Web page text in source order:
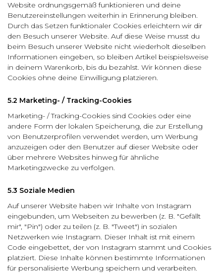
Website ordnungsgemäß funktionieren und deine
Benutzereinstellungen weiterhin in Erinnerung bleiben.
Durch das Setzen funktionaler Cookies erleichtern wir dir
den Besuch unserer Website. Auf diese Weise musst du
beim Besuch unserer Website nicht wiederholt dieselben
Informationen eingeben, so bleiben Artikel beispielsweise
in deinem Warenkorb, bis du bezahlst. Wir können diese
Cookies ohne deine Einwilligung platzieren.
5.2 Marketing- / Tracking-Cookies
Marketing- / Tracking-Cookies sind Cookies oder eine
andere Form der lokalen Speicherung, die zur Erstellung
von Benutzerprofilen verwendet werden, um Werbung
anzuzeigen oder den Benutzer auf dieser Website oder
über mehrere Websites hinweg für ähnliche
Marketingzwecke zu verfolgen.
5.3 Soziale Medien
Auf unserer Website haben wir Inhalte von Instagram
eingebunden, um Webseiten zu bewerben (z. B. "Gefällt
mir", "Pin") oder zu teilen (z. B. "Tweet") in sozialen
Netzwerken wie Instagram. Dieser Inhalt ist mit einem
Code eingebettet, der von Instagram stammt und Cookies
platziert. Diese Inhalte können bestimmte Informationen
für personalisierte Werbung speichern und verarbeiten.